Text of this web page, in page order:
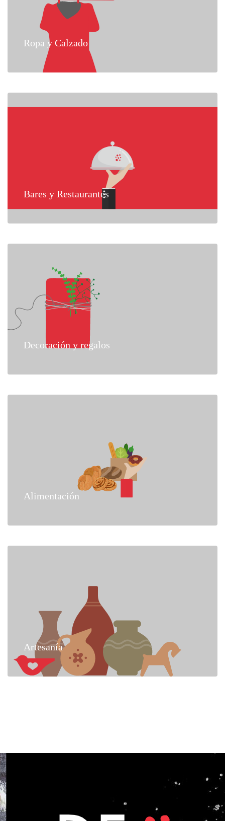
Ropa y Calzado
Bares y Restaurantes
Decoración y regalos
Alimentación
Artesanía